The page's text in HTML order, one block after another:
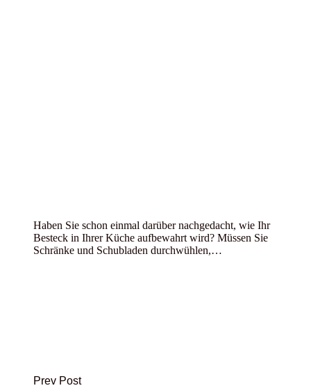
Haben Sie schon einmal darüber nachgedacht, wie Ihr
Besteck in Ihrer Küche aufbewahrt wird? Müssen Sie
Schränke und Schubladen durchwühlen,…
Prev Post